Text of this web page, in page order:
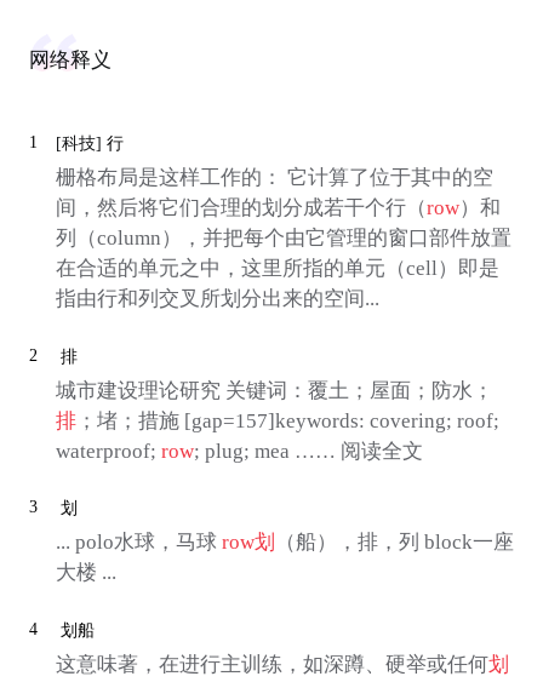
网络释义
1 [科技] 行
栅格布局是这样工作的： 它计算了位于其中的空
间，然后将它们合理的划分成若干个行（row）和
列（column），并把每个由它管理的窗口部件放置
在合适的单元之中，这里所指的单元（cell）即是
指由行和列交叉所划分出来的空间...
2 排
城市建设理论研究 关键词：覆土；屋面；防水；
排；堵；措施 [gap=157]keywords: covering; roof;
waterproof; row; plug; mea …… 阅读全文
3 划
... polo水球，马球 row划
（船），排，列 block一座
大楼 ...
4 划船
这意味著，在进行主训练，如深蹲、硬举或任何划